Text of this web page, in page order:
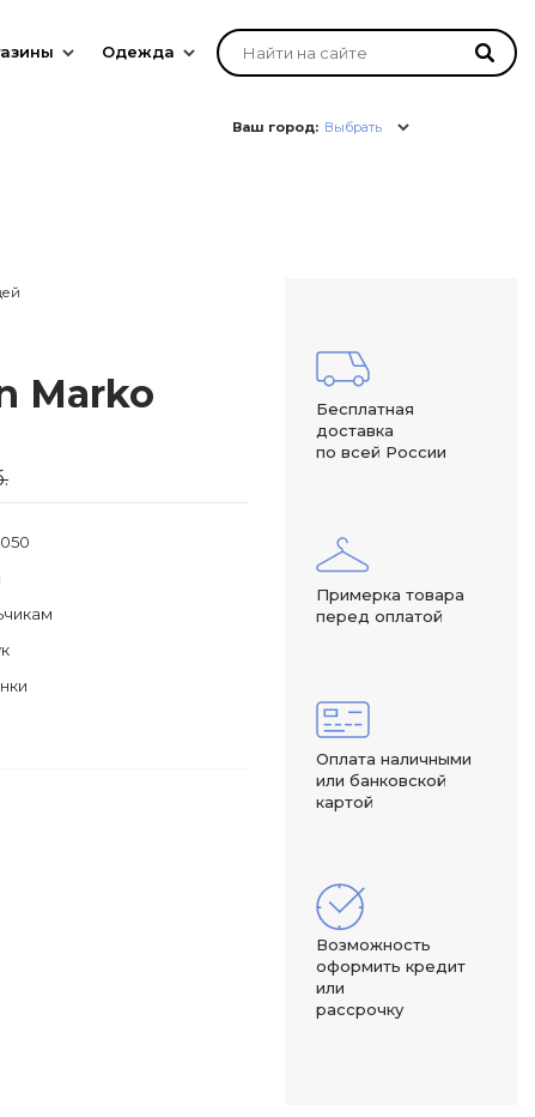
Одежда
Ваш город: Выбрать
Marko
Бесплатная
доставка
по всей России
Примерка товара
перед оплатой
Оплата наличными
или банковской
картой
Возможность
оформить кредит
или
рассрочку